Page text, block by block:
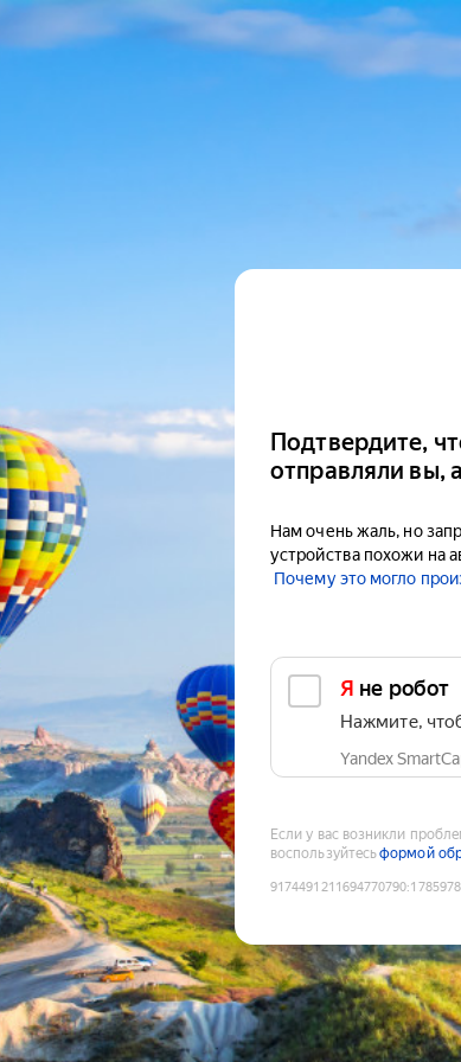
Подтвердите,
отправляли вы,
Нам очень жаль, но
устройства похожи на
Почему это могло
Я не робот
Нажмите,
Yandex
Если у вас возникли
воспользуйтесьформой
9174491211694770790: